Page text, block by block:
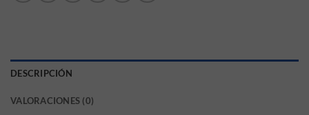
DESCRIPCIÓN
VALORACIONES (0)